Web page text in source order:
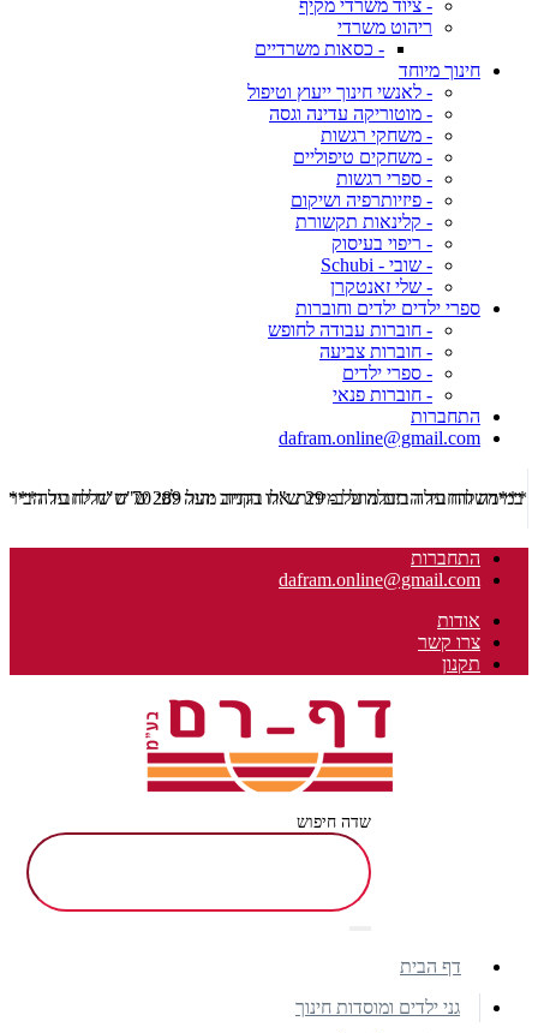
- ציוד משרדי מקיף
ריהוט משרדי
- כסאות משרדיים
חינוך מיוחד
- לאנשי חינוך ייעוץ וטיפול
- מוטוריקה עדינה וגסה
- משחקי רגשות
- משחקים טיפוליים
- ספרי רגשות
- פיזיותרפיה ושיקום
- קלינאות תקשורת
- ריפוי בעיסוק
- שובי - Schubi
- שלי זאנטקרן
ספרי ילדים ילדים וחוברות
- חוברות עבודה לחופש
- חוברות צביעה
- ספרי ילדים
- חוברות פנאי
התחברות
dafram.online@gmail.com
***משלוח עד הבית מוזל ב- 29 ש"ח בקניה מעל 289 ש"ח שליח עד הבית ***
התחברות
dafram.online@gmail.com
אודות
צרו קשר
תקנון
שדה חיפוש
דף הבית
גני ילדים ומוסדות חינוך